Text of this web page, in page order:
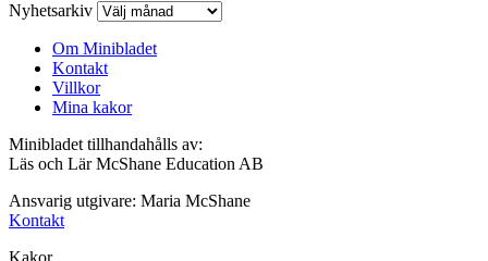
Nyhetsarkiv
Om Minibladet
Kontakt
Villkor
Mina kakor
Minibladet tillhandahålls av:
Läs och Lär McShane Education AB
Ansvarig utgivare: Maria McShane
Kontakt
Kakor